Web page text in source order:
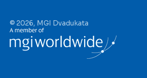
© 2026, MGI Dvadukata